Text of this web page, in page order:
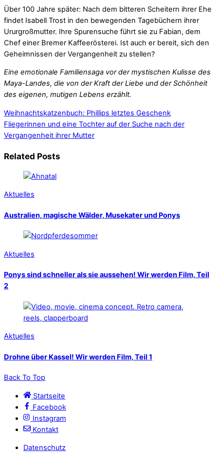
Über 100 Jahre später: Nach dem bitteren Scheitern ihrer Ehe
findet Isabell Trost in den bewegenden Tagebüchern ihrer
Ururgroßmutter. Ihre Spurensuche führt sie zu Fabian, dem
Chef einer Bremer Kaffeerösterei. Ist auch er bereit, sich den
Geheimnissen der Vergangenheit zu stellen?
Eine emotionale Familiensaga vor der mystischen Kulisse des
Maya-Landes, die von der Kraft der Liebe und der Schönheit
des eigenen, mutigen Lebens erzählt.
Weihnachtskatzenbuch: Phillips letztes Geschenk
Fliegerinnen und eine Tochter auf der Suche nach der
Vergangenheit ihrer Mutter
Related Posts
Aktuelles
Australien, magische Wälder, Musekater und Ponys
Aktuelles
Ponys sind schneller als sie aussehen! Wir werden Film, Teil
2
Aktuelles
Drohne über Kassel! Wir werden Film, Teil 1
Back To Top
Startseite
Facebook
Instagram
Kontakt
Datenschutz